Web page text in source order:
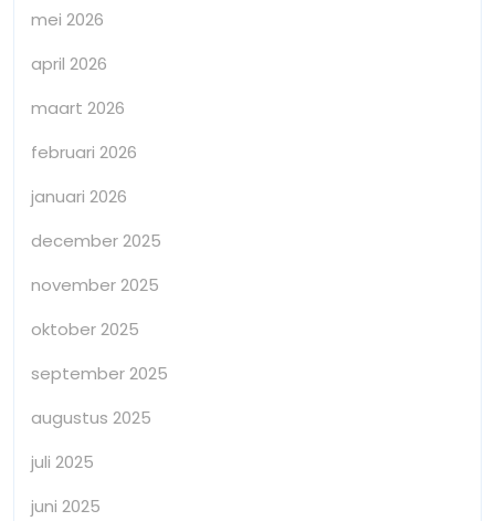
mei 2026
april 2026
maart 2026
februari 2026
januari 2026
december 2025
november 2025
oktober 2025
september 2025
augustus 2025
juli 2025
juni 2025